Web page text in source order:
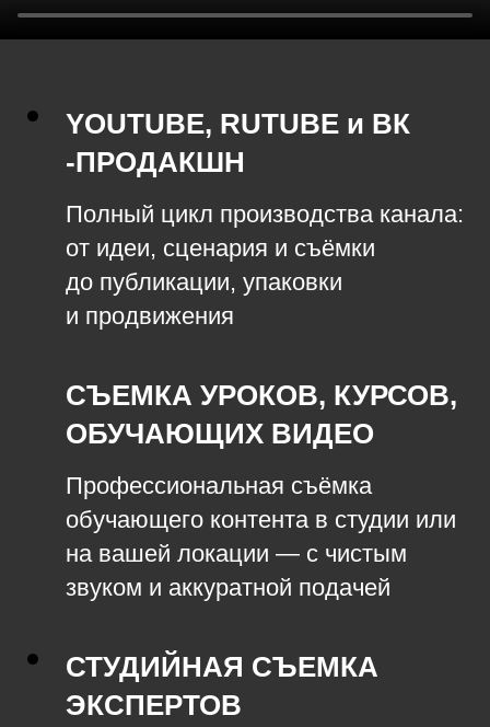
YOUTUBE, RUTUBE и ВК
-ПРОДАКШН
Полный цикл производства канала:
от идеи, сценария и съёмки
до публикации, упаковки
и продвижения
СЪЕМКА УРОКОВ, КУРСОВ,
ОБУЧАЮЩИХ ВИДЕО
Профессиональная съёмка
обучающего контента в студии или
на вашей локации — с чистым
звуком и аккуратной подачей
СТУДИЙНАЯ СЪЕМКА
ЭКСПЕРТОВ